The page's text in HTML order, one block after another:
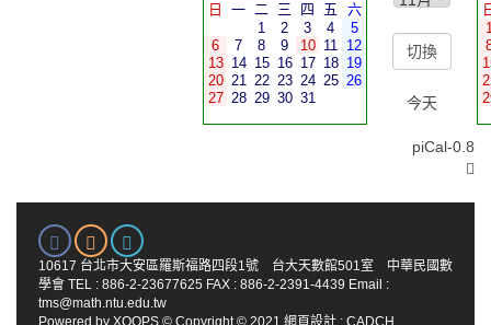
日 一 二 三 四 五
六
1
2 3 4
5
6
7 8 9 10 11 12
13 14 15 16 17 18 19
20 21 22 23 24 25 26
27 28 29 30 31 今天
piCal-0.8
10617 台北市大安區羅斯福路四段1號 台大天數館501室 中華民國數
學會 TEL : 886-2-23677625 FAX : 886-2-2391-4439 Email :
tms@math.ntu.edu.tw
Powered by XOOPS © Copyright © 2021 網頁設計 : CADCH